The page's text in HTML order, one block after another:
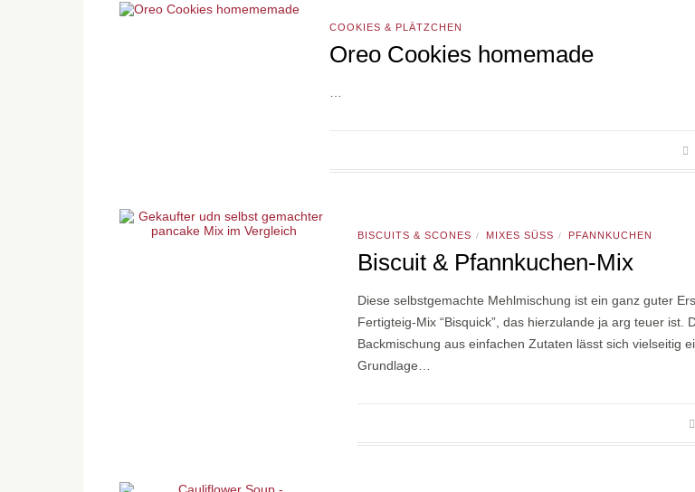
COOKIES & PLÄTZCHEN
Oreo Cookies homemade
BISCUITS & SCONES / MIXES SÜSS / PFANNKUCHEN
Biscuit & Pfannkuchen-Mix
Diese selbstgemachte Mehlmischung ist ein ganz guter
Fertigteig-Mix “Bisquick”, das hierzulande ja arg teuer ist.
Backmischung aus einfachen Zutaten lässt sich vielseitig
Grundlage…